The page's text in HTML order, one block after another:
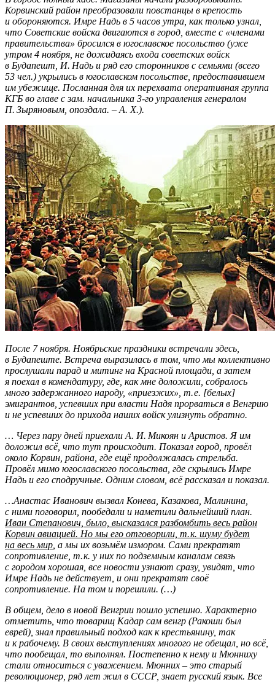
Корвинский район преобразовали повстанцы в крепость
и обороняются. Имре Надь в 5 часов утра, как только узнал,
что Советские войска двигаются в город, вместе с «членами
правительства» бросился в югославское посольство (уже
утром 4 ноября, не дожидаясь входа советских войск
в Будапешт, И. Надь и ряд его сторонников с семьями (всего
53 чел.) укрылись в югославском посольстве, предоставившем
им убежище. Посланная для их перехвата оперативная группа
КГБ во главе с зам. начальника 3-го управления генералом
П. Зыряновым, опоздала. – А. Х.).
После 7 ноября. Ноябрьские праздники встречали здесь,
в Будапеште. Встреча выразилась в том, что мы коллективно
прослушали парад и митинг на Красной площади, а затем
я поехал в комендатуру, где, как мне доложили, собралось
много задержанного народу, «приезжих», т. е. [белых]
эмигрантов, успевших при власти Надя прорваться в Венгрию
и не успевших до прихода наших войск улизнуть обратно.
… Через пару дней приехали А. И. Микоян и Аристов. Я им
доложил всё, что тут происходит. Показал город, провёл
около Корвин, района, где ещё продолжалась стрельба.
Провёл мимо югославского посольства, где скрылись Имре
Надь и его сподручные. Одним словом, всё рассказал и показал.
…Анастас Иванович вызвал Конева, Казакова, Малинина,
с ними поговорил, пообедали и наметили дальнейший план.
Иван Степанович, было, высказался разбомбить весь район
Корвин авиацией. Но мы его отговорили, т. к. шуму будет
на весь мир , а мы их возьмём измором. Сами прекратят
сопротивление, т. к. у них по подземным каналам связь
с городом хорошая, все новости узнают сразу, увидят, что
Имре Надь не действует, и они прекратят своё
сопротивление. На том и порешили. (…)
В общем, дело в новой Венгрии пошло успешно. Характерно
отметить, что товарищ Кадар сам венгр (Ракоши был
еврей), знал правильный подход как к крестьянину, так
и к рабочему. В своих выступлениях многого не обещал, но всё,
что пообещал, то выполнял. Постепенно к нему и Мюнниху
стали относиться с уважением. Мюнних – это старый
революционер, ряд лет жил в СССР, знает русский язык. Все